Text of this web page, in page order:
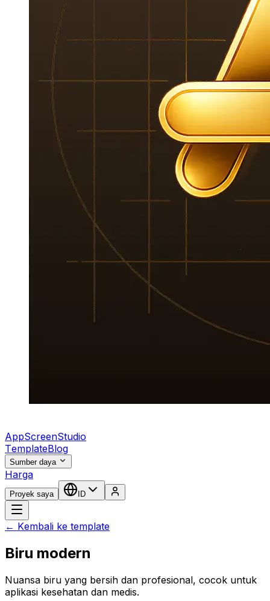
AppScreenStudio
TemplateBlog
Sumber daya
Harga
Proyek saya ID
← Kembali ke template
Biru modern
Nuansa biru yang bersih dan profesional, cocok untuk
aplikasi kesehatan dan medis.